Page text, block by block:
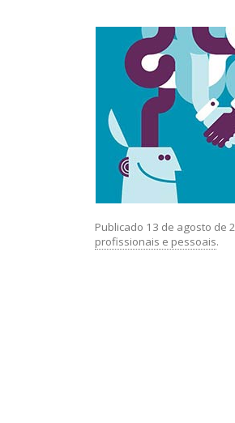
Publicado 13 de agosto de
profissionais e pessoais.